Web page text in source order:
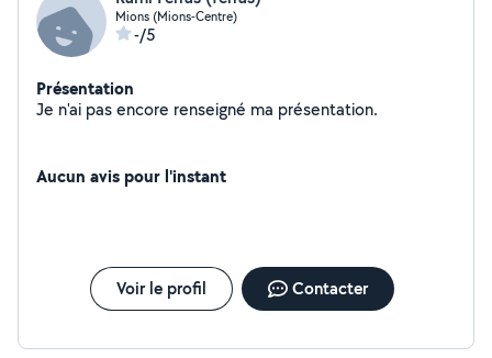
Mions (Mions-Centre)
-/5
Présentation
Je n'ai pas encore renseigné ma présentation.
Aucun avis pour l'instant
Voir le profil Contacter